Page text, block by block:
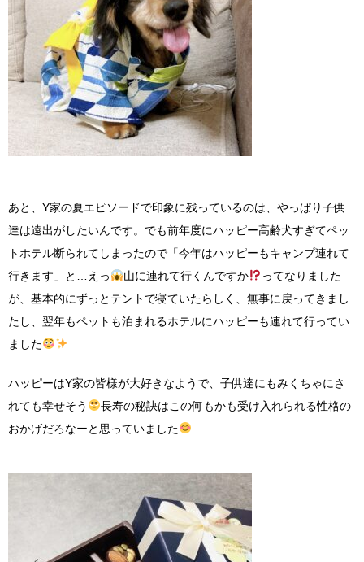
あと、Y家の夏エピソードで印象に残っているのは、やっぱり子供
達は遠出がしたいんです。でも前年度にハッピー高齢犬すぎてペッ
トホテル断られてしまったので「今年はハッピーもキャンプ連れて
行きます」と…えっ
山に連れて行くんですか
ってなりました
が、基本的にずっとテントで寝ていたらしく、無事に戻ってきまし
たし、翌年もペットも泊まれるホテルにハッピーも連れて行ってい
ました
ハッピーはY家の皆様が大好きなようで、子供達にもみくちゃにさ
れても幸せそう
長寿の秘訣はこの何もかも受け入れられる性格の
おかげだろなーと思っていました